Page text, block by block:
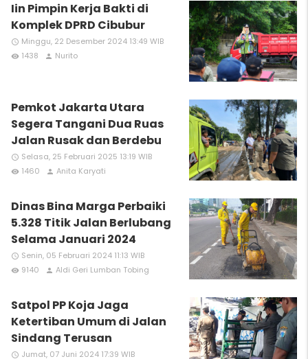
Iin Pimpin Kerja Bakti di
Komplek DPRD Cibubur
access_time Minggu, 22 Desember 2024 13:49 WIB
remove_red_eye 1438 person Nurito
Pemkot Jakarta Utara
Segera Tangani Dua Ruas
Jalan Rusak dan Berdebu
access_time Selasa, 25 Februari 2025 13:19 WIB
remove_red_eye 1460 person Anita Karyati
Dinas Bina Marga Perbaiki
5.328 Titik Jalan Berlubang
Selama Januari 2024
access_time Senin, 05 Februari 2024 11:13 WIB
remove_red_eye 9140 person Aldi Geri Lumban Tobing
Satpol PP Koja Jaga
Ketertiban Umum di Jalan
Sindang Terusan
access_time Jumat, 07 Juni 2024 17:39 WIB